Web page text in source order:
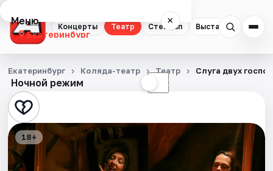
Концерты Театр Стендап Выставки
Меню ×
Екатеринбург
Концерты
Театр
Стендап
Выставки
Ночной режим ☾
Екатеринбург Коляда-театр Театр Слуга двух
18+